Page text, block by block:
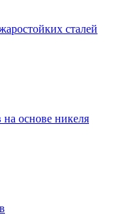
сталей
основе никеля